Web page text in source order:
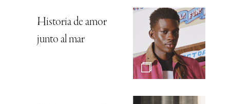
Historia de amor
junto al mar